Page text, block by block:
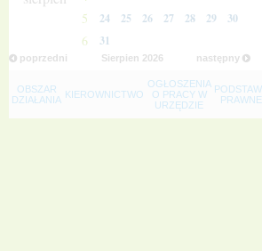
5 24 25 26 27 28 29 30
6 31
poprzedni następny
Sierpien 2026
OBSZAR
DZIAŁANIA KIEROWNICTWO
OGŁOSZENIA
O PRACY W
URZĘDZIE
PRAWNE